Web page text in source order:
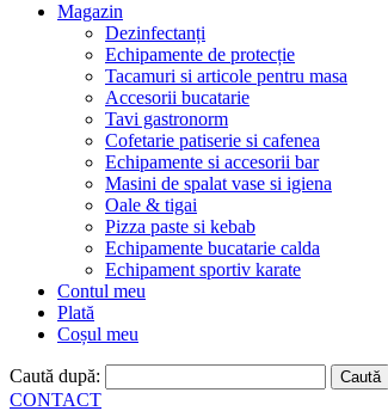
Magazin
Dezinfectanți
Echipamente de protecție
Tacamuri si articole pentru masa
Accesorii bucatarie
Tavi gastronorm
Cofetarie patiserie si cafenea
Echipamente si accesorii bar
Masini de spalat vase si igiena
Oale & tigai
Pizza paste si kebab
Echipamente bucatarie calda
Echipament sportiv karate
Contul meu
Plată
Coșul meu
Caută după:
CONTACT